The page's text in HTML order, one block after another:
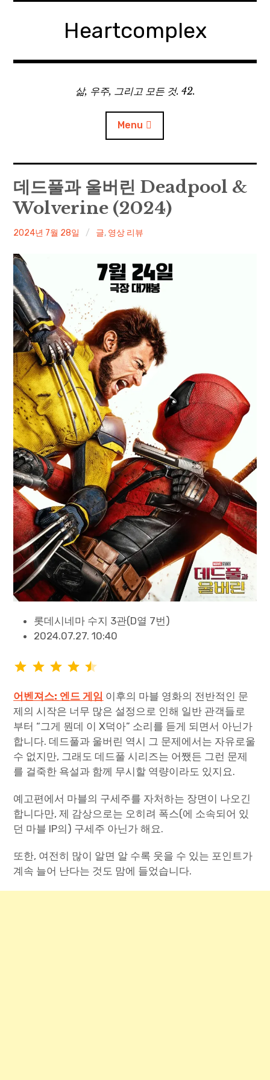
Heartcomplex
삶, 우주, 그리고 모든 것. 42.
Menu
홈
Private Military Manager: Tactical Auto Battler
Plebby Quest: The Crusades
GOTYS
Paper Star Fighters
Homemade Studio
Blender Training
English
데드풀과 울버린 Deadpool &
Wolverine (2024)
irene
2024년 7월 28일 글, 영상 리뷰
롯데시네마 수지 3관(D열 7번)
2024.07.27. 10:40
어벤져스: 엔드 게임 이후의 마블 영화의 전반적인 문
제의 시작은 너무 많은 설정으로 인해 일반 관객들로
부터 “그게 뭔데 이 X덕아” 소리를 듣게 되면서 아닌가
합니다. 데드풀과 울버린 역시 그 문제에서는 자유로울
수 없지만, 그래도 데드풀 시리즈는 어쨌든 그런 문제
를 걸죽한 욕설과 함께 무시할 역량이라도 있지요.
예고편에서 마블의 구세주를 자처하는 장면이 나오긴
합니다만, 제 감상으로는 오히려 폭스(에 소속되어 있
던 마블 IP의) 구세주 아닌가 해요.
또한, 여전히 많이 알면 알 수록 웃을 수 있는 포인트가
계속 늘어 난다는 것도 맘에 들었습니다.